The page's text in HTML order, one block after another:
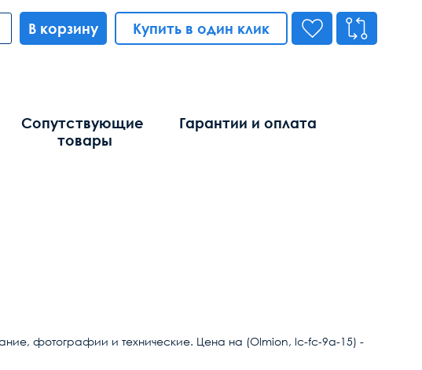
В корзину Купить в один клик
Сопутствующие
товары
Гарантии и оплата
фотографии и технические. Цена на (Olmion, lc-fc-9a-15) -